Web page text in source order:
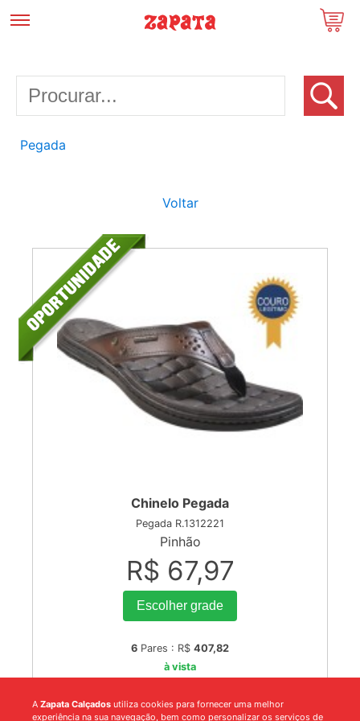
Pegada
Voltar
Chinelo Pegada
Pegada R.1312221
Pinhão
R$ 67,97
Escolher grade
6 Pares : R$ 407,82
à vista
A Zapata Calçados utiliza cookies para fornecer uma melhor
experiência na sua navegação, bem como personalizar os serviços de